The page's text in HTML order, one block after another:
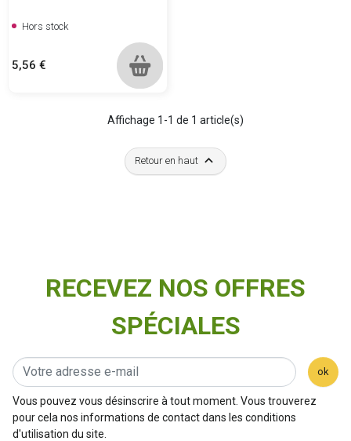
Hors stock
Prix
5,56 €
Affichage 1-1 de 1 article(s)
Retour en haut 
RECEVEZ NOS OFFRES
SPÉCIALES
ok
Vous pouvez vous désinscrire à tout moment. Vous trouverez
pour cela nos informations de contact dans les conditions
d'utilisation du site.